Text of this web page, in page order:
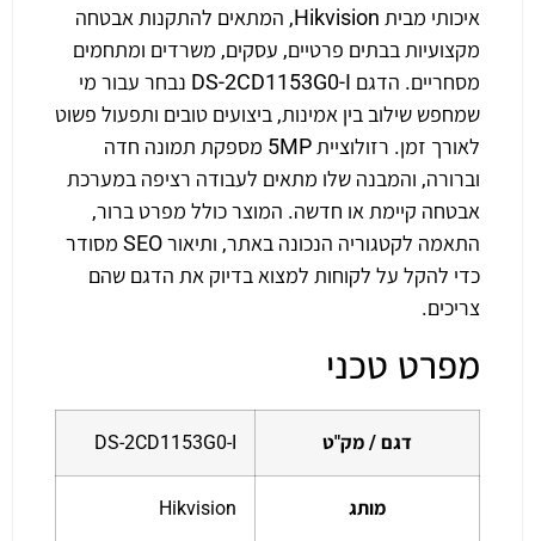
איכותי מבית Hikvision, המתאים להתקנות אבטחה
מקצועיות בבתים פרטיים, עסקים, משרדים ומתחמים
מסחריים. הדגם DS-2CD1153G0-I נבחר עבור מי
שמחפש שילוב בין אמינות, ביצועים טובים ותפעול פשוט
לאורך זמן. רזולוציית 5MP מספקת תמונה חדה
וברורה, והמבנה שלו מתאים לעבודה רציפה במערכת
אבטחה קיימת או חדשה. המוצר כולל מפרט ברור,
התאמה לקטגוריה הנכונה באתר, ותיאור SEO מסודר
כדי להקל על לקוחות למצוא בדיוק את הדגם שהם
צריכים.
מפרט טכני
דגם / מק"ט DS-2CD1153G0-I
מותג Hikvision